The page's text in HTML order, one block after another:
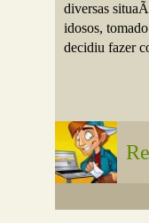
diversas
idosos,
decidiu fazer